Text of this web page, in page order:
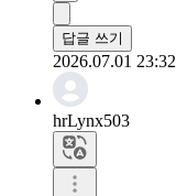
답글 쓰기
2026.07.01 23:32
hrLynx503